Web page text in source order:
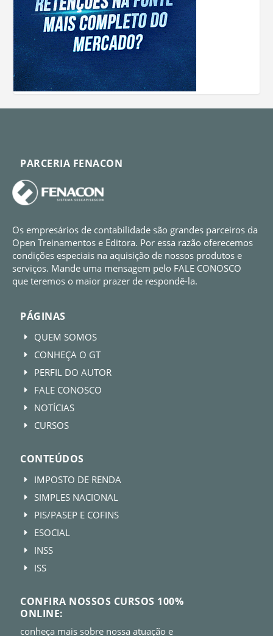
PARCERIA FENACON
Os empresários de contabilidade são grandes parceiros da
Open Treinamentos e Editora. Por essa razão oferecemos
condições especiais na aquisição de nossos produtos e
serviços. Mande uma mensagem pelo FALE CONOSCO
que teremos o maior prazer de respondê-la.
PÁGINAS
E QUEM SOMOS
E CONHEÇA O GT
E PERFIL DO AUTOR
E FALE CONOSCO
E NOTÍCIAS
E CURSOS
CONTEÚDOS
E IMPOSTO DE RENDA
E SIMPLES NACIONAL
E PIS/PASEP E COFINS
E ESOCIAL
E INSS
E ISS
CONFIRA NOSSOS CURSOS 100%
ONLINE:
conheça mais sobre nossa atuação e